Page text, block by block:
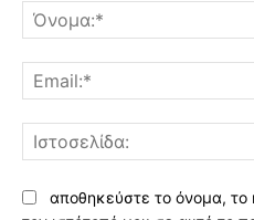
αποθηκεύστε το όνομα, το